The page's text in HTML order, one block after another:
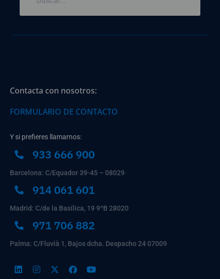
Contacta con nosotros:
FORMULARIO DE CONTACTO
Y si prefieres llamarnos:
933 666 900
Barcelona: C/Equador 39-45 – 08029
914 061 601
Madrid: C/de la Basílica, 19 9ºB 28020
971 706 882
Palma: C/Fluvià 1, Bajos dcha. Despacho 24 07009